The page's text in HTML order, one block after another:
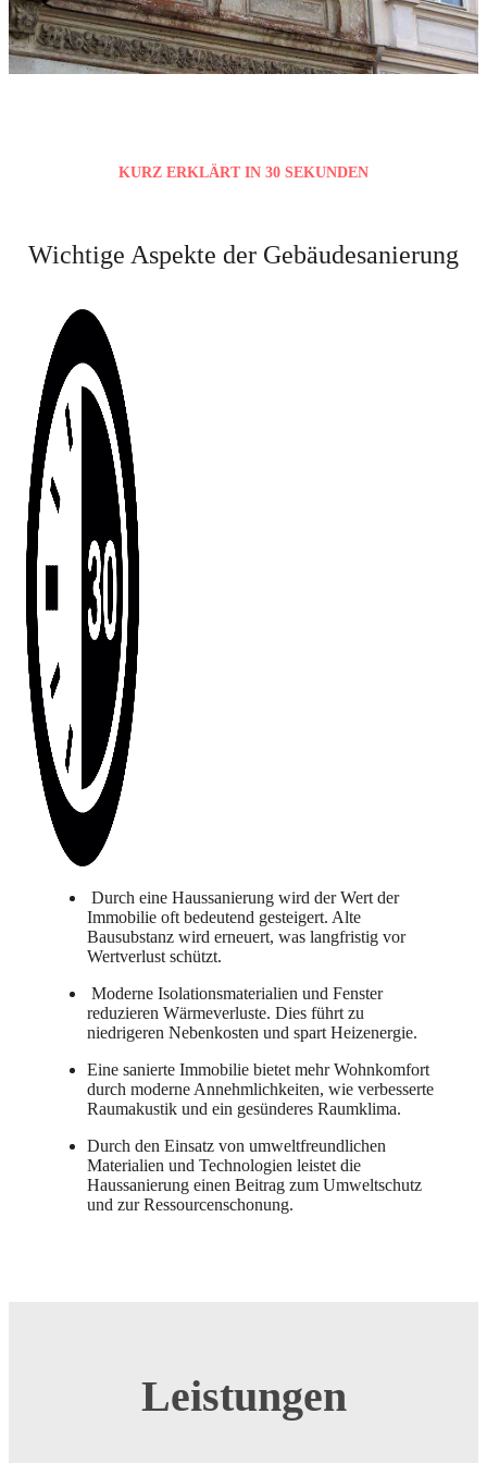
KURZ ERKLÄRT IN 30 SEKUNDEN
Wichtige Aspekte der Gebäudesanierung
Durch eine Haussanierung wird der Wert der
Immobilie oft bedeutend gesteigert. Alte
Bausubstanz wird erneuert, was langfristig vor
Wertverlust schützt.
Moderne Isolationsmaterialien und Fenster
reduzieren Wärmeverluste. Dies führt zu
niedrigeren Nebenkosten und spart Heizenergie.
Eine sanierte Immobilie bietet mehr Wohnkomfort
durch moderne Annehmlichkeiten, wie verbesserte
Raumakustik und ein gesünderes Raumklima.
Durch den Einsatz von umweltfreundlichen
Materialien und Technologien leistet die
Haussanierung einen Beitrag zum Umweltschutz
und zur Ressourcenschonung.
Leistungen